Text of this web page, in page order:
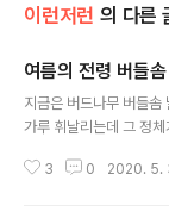
이런저런 의 다른
여름의 전령 버들솜
지금은 버드나무 버들솜
가루 휘날리는데 그 정
작 이쑤시개 만드는 재료
3 0 2020. 5.